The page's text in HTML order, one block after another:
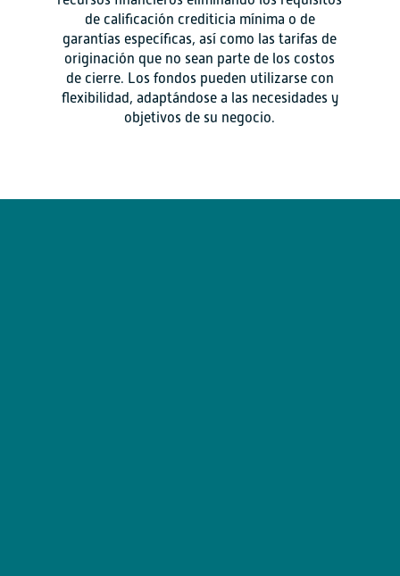
de calificación crediticia mínima o de
garantías específicas, así como las tarifas de
originación que no sean parte de los costos
de cierre. Los fondos pueden utilizarse con
flexibilidad, adaptándose a las necesidades y
objetivos de su negocio.